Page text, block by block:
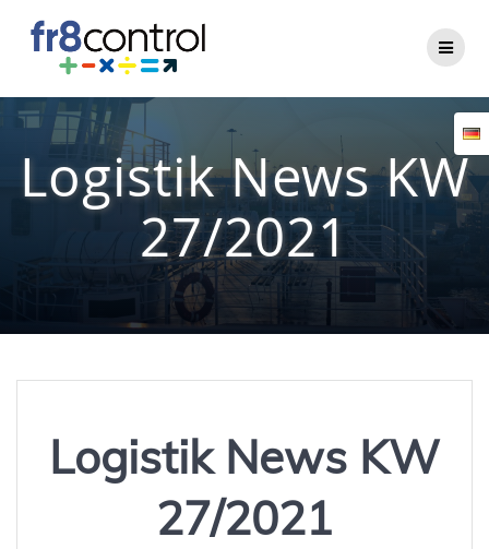
Logistik News KW
27/2021
Logistik News KW
27/2021